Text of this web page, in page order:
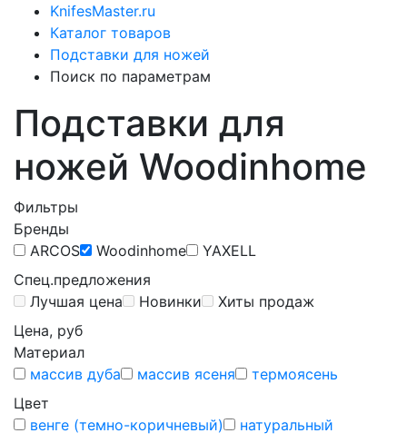
KnifesMaster.ru
Каталог товаров
Подставки для ножей
Поиск по параметрам
Подставки для
ножей Woodinhome
Фильтры
Бренды
ARCOS
Woodinhome
YAXELL
Спец.предложения
Лучшая цена
Новинки
Хиты продаж
Цена, руб
Материал
массив дуба
массив ясеня
термоясень
Цвет
венге (темно-коричневый)
натуральный